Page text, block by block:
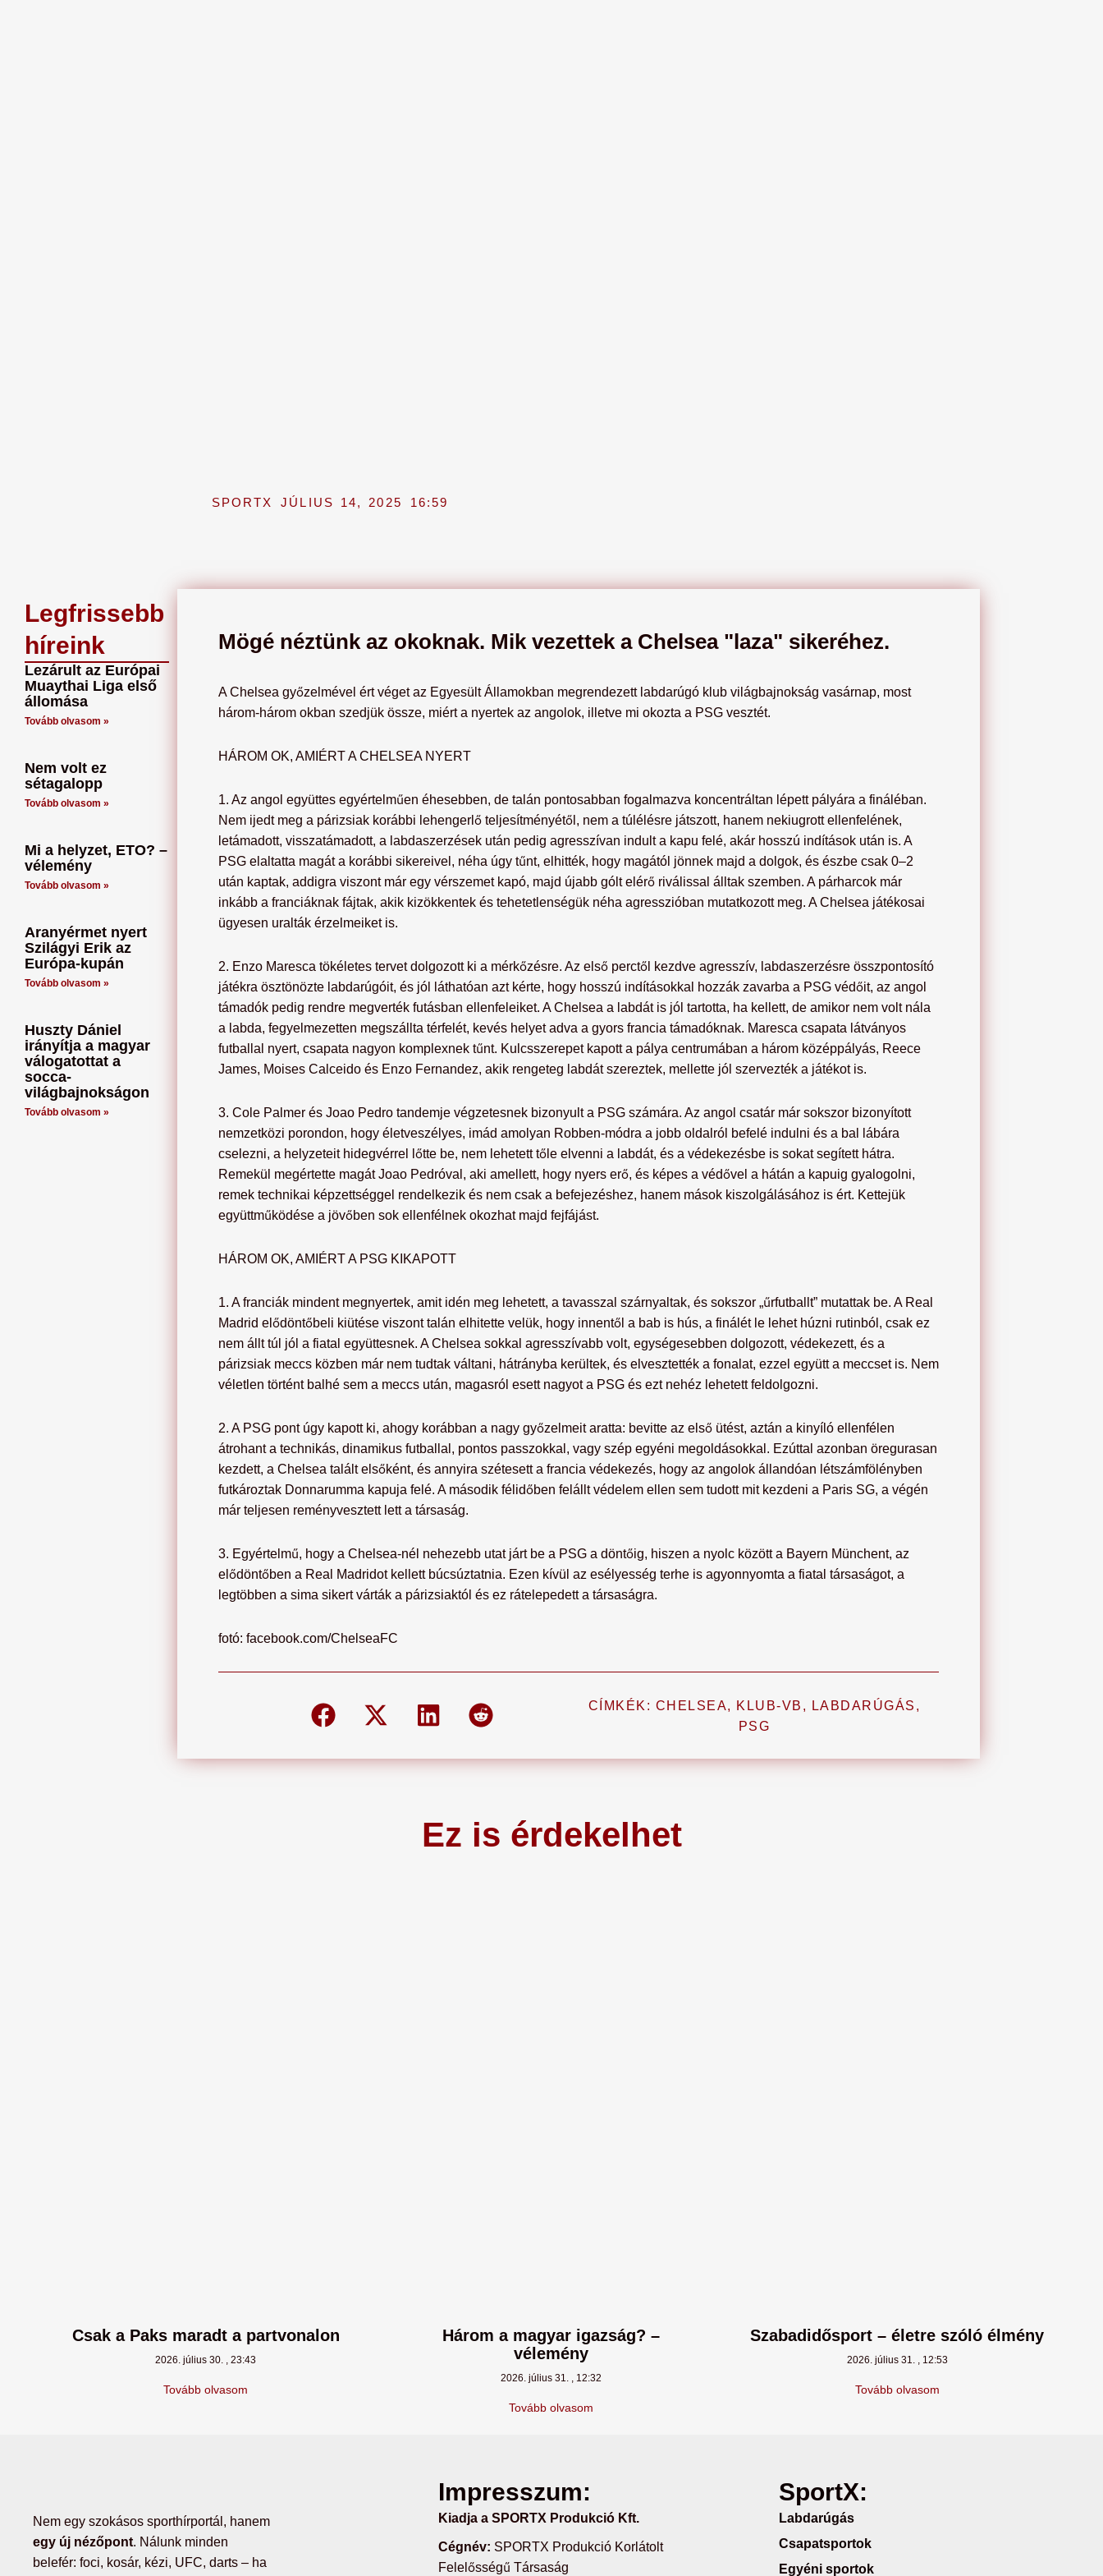
SPORTX JÚLIUS 14, 2025 16:59
Legfrissebb
híreink
Lezárult az Európai
Muaythai Liga első
állomása
Tovább olvasom »
Nem volt ez
sétagalopp
Tovább olvasom »
Mi a helyzet, ETO? –
vélemény
Tovább olvasom »
Aranyérmet nyert
Szilágyi Erik az
Európa-kupán
Tovább olvasom »
Huszty Dániel
irányítja a magyar
válogatottat a
socca-
világbajnokságon
Tovább olvasom »
Mögé néztünk az okoknak. Mik vezettek a Chelsea "laza" sikeréhez.
A Chelsea győzelmével ért véget az Egyesült Államokban megrendezett labdarúgó klub világbajnokság vasárnap, most
három-három okban szedjük össze, miért a nyertek az angolok, illetve mi okozta a PSG vesztét.
HÁROM OK, AMIÉRT A CHELSEA NYERT
1. Az angol együttes egyértelműen éhesebben, de talán pontosabban fogalmazva koncentráltan lépett pályára a fináléban.
Nem ijedt meg a párizsiak korábbi lehengerlő teljesítményétől, nem a túlélésre játszott, hanem nekiugrott ellenfelének,
letámadott, visszatámadott, a labdaszerzések után pedig agresszívan indult a kapu felé, akár hosszú indítások után is. A
PSG elaltatta magát a korábbi sikereivel, néha úgy tűnt, elhitték, hogy magától jönnek majd a dolgok, és észbe csak 0–2
után kaptak, addigra viszont már egy vérszemet kapó, majd újabb gólt elérő riválissal álltak szemben. A párharcok már
inkább a franciáknak fájtak, akik kizökkentek és tehetetlenségük néha agresszióban mutatkozott meg. A Chelsea játékosai
ügyesen uralták érzelmeiket is.
2. Enzo Maresca tökéletes tervet dolgozott ki a mérkőzésre. Az első perctől kezdve agresszív, labdaszerzésre összpontosító
játékra ösztönözte labdarúgóit, és jól láthatóan azt kérte, hogy hosszú indításokkal hozzák zavarba a PSG védőit, az angol
támadók pedig rendre megverték futásban ellenfeleiket. A Chelsea a labdát is jól tartotta, ha kellett, de amikor nem volt nála
a labda, fegyelmezetten megszállta térfelét, kevés helyet adva a gyors francia támadóknak. Maresca csapata látványos
futballal nyert, csapata nagyon komplexnek tűnt. Kulcsszerepet kapott a pálya centrumában a három középpályás, Reece
James, Moises Calceido és Enzo Fernandez, akik rengeteg labdát szereztek, mellette jól szervezték a játékot is.
3. Cole Palmer és Joao Pedro tandemje végzetesnek bizonyult a PSG számára. Az angol csatár már sokszor bizonyított
nemzetközi porondon, hogy életveszélyes, imád amolyan Robben-módra a jobb oldalról befelé indulni és a bal lábára
cselezni, a helyzeteit hidegvérrel lőtte be, nem lehetett tőle elvenni a labdát, és a védekezésbe is sokat segített hátra.
Remekül megértette magát Joao Pedróval, aki amellett, hogy nyers erő, és képes a védővel a hátán a kapuig gyalogolni,
remek technikai képzettséggel rendelkezik és nem csak a befejezéshez, hanem mások kiszolgálásához is ért. Kettejük
együttműködése a jövőben sok ellenfélnek okozhat majd fejfájást.
HÁROM OK, AMIÉRT A PSG KIKAPOTT
1. A franciák mindent megnyertek, amit idén meg lehetett, a tavasszal szárnyaltak, és sokszor „űrfutballt” mutattak be. A Real
Madrid elődöntőbeli kiütése viszont talán elhitette velük, hogy innentől a bab is hús, a finálét le lehet húzni rutinból, csak ez
nem állt túl jól a fiatal együttesnek. A Chelsea sokkal agresszívabb volt, egységesebben dolgozott, védekezett, és a
párizsiak meccs közben már nem tudtak váltani, hátrányba kerültek, és elvesztették a fonalat, ezzel együtt a meccset is. Nem
véletlen történt balhé sem a meccs után, magasról esett nagyot a PSG és ezt nehéz lehetett feldolgozni.
2. A PSG pont úgy kapott ki, ahogy korábban a nagy győzelmeit aratta: bevitte az első ütést, aztán a kinyíló ellenfélen
átrohant a technikás, dinamikus futballal, pontos passzokkal, vagy szép egyéni megoldásokkal. Ezúttal azonban öregurasan
kezdett, a Chelsea talált elsőként, és annyira szétesett a francia védekezés, hogy az angolok állandóan létszámfölényben
futkároztak Donnarumma kapuja felé. A második félidőben felállt védelem ellen sem tudott mit kezdeni a Paris SG, a végén
már teljesen reményvesztett lett a társaság.
3. Egyértelmű, hogy a Chelsea-nél nehezebb utat járt be a PSG a döntőig, hiszen a nyolc között a Bayern Münchent, az
elődöntőben a Real Madridot kellett búcsúztatnia. Ezen kívül az esélyesség terhe is agyonnyomta a fiatal társaságot, a
legtöbben a sima sikert várták a párizsiaktól és ez rátelepedett a társaságra.
fotó: facebook.com/ChelseaFC
CÍMKÉK: CHELSEA, KLUB-VB , LABDARÚGÁS ,
PSG
Ez is érdekelhet
Csak a Paks maradt a partvonalon
2026. július 30. 23:43
Tovább olvasom
Három a magyar igazság? –
vélemény
2026. július 31. 12:32
Tovább olvasom
Szabadidősport – életre szóló élmény
2026. július 31. 12:53
Tovább olvasom
Nem egy szokásos sporthírportál, hanem
egy új nézőpont. Nálunk minden
belefér: foci, kosár, kézi, UFC, darts – ha
Impresszum:
Kiadja a SPORTX Produkció Kft.
Cégnév: SPORTX Produkció Korlátolt
Felelősségű Társaság
SportX:
Labdarúgás
Csapatsportok
Egyéni sportok